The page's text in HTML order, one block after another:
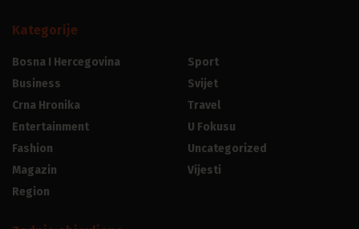
Kategorije
Bosna I Hercegovina
Business
Crna Hronika
Entertainment
Fashion
Magazin
Region
Sport
Svijet
Travel
U Fokusu
Uncategorized
Vijesti